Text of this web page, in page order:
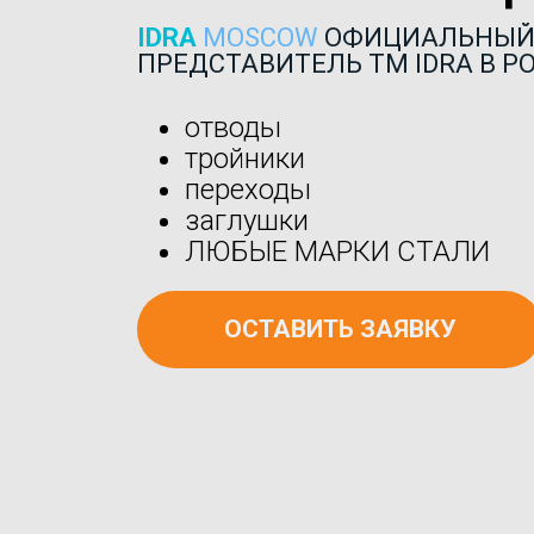
IDRA MOSCOW ОФИЦИАЛЬНЫЙ
ПРЕДСТАВИТЕЛЬ ТМ IDRA В
отводы
тройники
переходы
заглушки
ЛЮБЫЕ МАРКИ СТАЛИ
ОСТАВИТЬ ЗАЯВКУ